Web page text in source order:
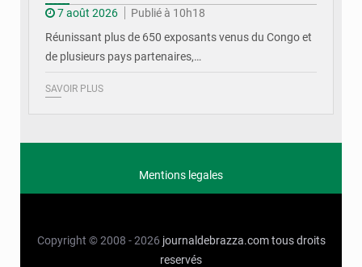
7 août 2026
Publié à 10h18
Réunissant plus de 650 exposants venus du Congo et
de plusieurs pays partenaires,…
SAVOIR PLUS
Mentions legales
Copyright © 2008 - 2026 journaldebrazza.com tous droits
reservés